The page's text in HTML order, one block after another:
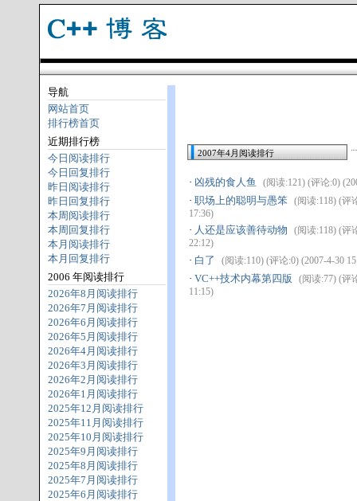
导航
网站首页
排行榜首页
近期排行榜
今日阅读排行
今日回复排行
昨日阅读排行
昨日回复排行
本周阅读排行
本周回复排行
本月阅读排行
本月回复排行
2006 年阅读排行
2026年8月阅读排行
2026年7月阅读排行
2026年6月阅读排行
2026年5月阅读排行
2026年4月阅读排行
2026年3月阅读排行
2026年2月阅读排行
2026年1月阅读排行
2025年12月阅读排行
2025年11月阅读排行
2025年10月阅读排行
2025年9月阅读排行
2025年8月阅读排行
2025年7月阅读排行
2025年6月阅读排行
2007年4月阅读排行
· 凶残的食人鱼 (阅读:121) (评论:0)
· 职场上的聪明与愚笨 (阅读:118) (评
17:36)
· 人还是应该善待动物
(阅读:118) (评
22:12)
· 白了 (阅读:110) (评论:0) (2007-4-30
· VC++技术内幕第四版
(阅读:77) (评
11:15)